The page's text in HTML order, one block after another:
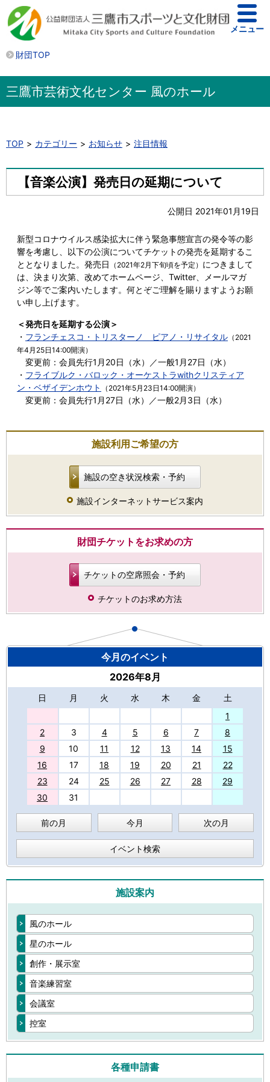
財団TOP
メニュー
三鷹市芸術文化センター 風のホール
TOP カテゴリー お知らせ 注目情報
【音楽公演】発売日の延期について
公開日 2021年01月19日
新型コロナウイルス感染拡大に伴う緊急事態宣言の発令等の影
響を考慮し、以下の公演についてチケットの発売を延期するこ
ととなりました。発売日 （2021年2月下旬頃を予定） につきまして
は、決まり次第、改めてホームページ、Twitter、メールマガ
ジン等でご案内いたします。何とぞご理解を賜りますようお願
い申し上げます。
＜発売日を延期する公演＞
・ フランチェスコ・トリスターノ ピアノ・リサイタル （2021
年4月25日14:00開演）
変更前：会員先行1月20日（水）／一般1月27日（水）
・ フライブルク・バロック・オーケストラwithクリスティア
ン・ベザイデンホウト
（2021年5月23日14:00開演）
変更前：会員先行1月27日（水）／一般2月3日（水）
施設利用ご希望の方
施設の空き状況検索・予約
施設インターネットサービス案内
財団チケットをお求めの方
チケットの空席照会・予約
チケットのお求め方法
今月のイベント
2026年8月
日 月 火 水 木 金
土
1
2
3 4 5 6 7
8
9
10 11 12 13 14
15
16
17 18 19 20 21
22
23
24 25 26 27 28
29
30
31
前の月 今月 次の月
イベント検索
施設案内
風のホール
星のホール
創作・展示室
音楽練習室
会議室
控室
各種申請書